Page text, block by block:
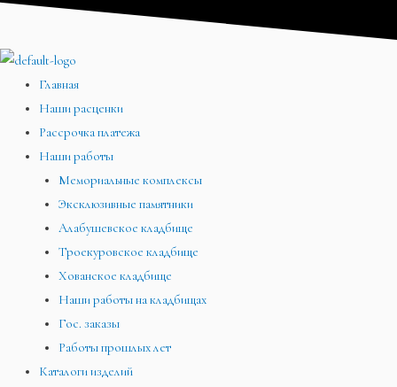
Перейти
содержимому
Главная
Наши расценки
Рассрочка платежа
Наши работы
Мемориальные комплексы
Эксклюзивные памятники
Алабушевское кладбище
Троекуровское кладбище
Хованское кладбище
Наши работы на кладбищах
Гос. заказы
Работы прошлых лет
Каталоги изделий